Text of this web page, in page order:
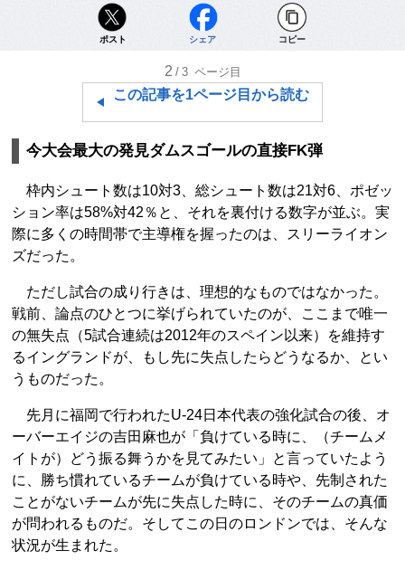
ポスト シェア コピー
2 /3 ページ目
この記事を1ページ目から読む
今大会最大の発見ダムスゴールの直接FK弾
枠内シュート数は10対3、総シュート数は21対6、ポゼッ
ション率は58%対42％と、それを裏付ける数字が並ぶ。実
際に多くの時間帯で主導権を握ったのは、スリーライオン
ズだった。
ただし試合の成り行きは、理想的なものではなかった。
戦前、論点のひとつに挙げられていたのが、ここまで唯一
の無失点（5試合連続は2012年のスペイン以来）を維持す
るイングランドが、もし先に失点したらどうなるか、とい
うものだった。
先月に福岡で行われたU-24日本代表の強化試合の後、オ
ーバーエイジの吉田麻也が「負けている時に、（チームメ
イトが）どう振る舞うかを見てみたい」と言っていたよう
に、勝ち慣れているチームが負けている時や、先制された
ことがないチームが先に失点した時に、そのチームの真価
が問われるものだ。そしてこの日のロンドンでは、そんな
状況が生まれた。